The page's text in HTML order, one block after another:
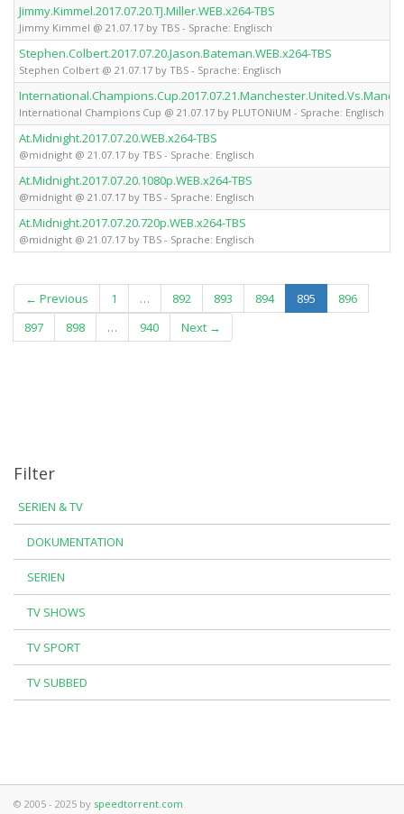
Jimmy.Kimmel.2017.07.20.TJ.Miller.WEB.x264-TBS
Jimmy Kimmel @ 21.07.17 by TBS - Sprache: Englisch
Stephen.Colbert.2017.07.20.Jason.Bateman.WEB.x264-TBS
Stephen Colbert @ 21.07.17 by TBS - Sprache: Englisch
International Champions Cup @ 21.07.17 by PLUTONiUM - Sprache: Englisch
At.Midnight.2017.07.20.WEB.x264-TBS
@midnight @ 21.07.17 by TBS - Sprache: Englisch
At.Midnight.2017.07.20.1080p.WEB.x264-TBS
@midnight @ 21.07.17 by TBS - Sprache: Englisch
At.Midnight.2017.07.20.720p.WEB.x264-TBS
@midnight @ 21.07.17 by TBS - Sprache: Englisch
← Previous 1 … 892 893 894 895 (current)
896
897
898 … 940 Next →
Filter
SERIEN & TV
DOKUMENTATION
SERIEN
TV SHOWS
TV SPORT
TV SUBBED
© 2005 - 2025 by speedtorrent.com